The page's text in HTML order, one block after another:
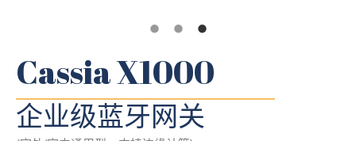
Cassia X1000
企业级蓝牙网关